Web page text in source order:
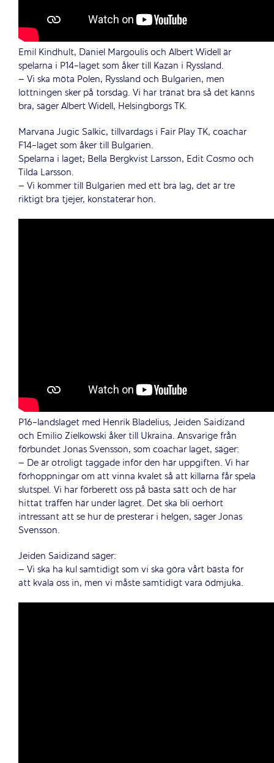
Emil Kindhult, Daniel Margoulis och Albert Widell är
spelarna i P14-laget som åker till Kazan i Ryssland.
– Vi ska möta Polen, Ryssland och Bulgarien, men
lottningen sker på torsdag. Vi har tränat bra så det känns
bra, säger Albert Widell, Helsingborgs TK.
Marvana Jugic Salkic, tillvardags i Fair Play TK, coachar
F14-laget som åker till Bulgarien.
Spelarna i laget; Bella Bergkvist Larsson, Edit Cosmo och
Tilda Larsson.
– Vi kommer till Bulgarien med ett bra lag, det är tre
riktigt bra tjejer, konstaterar hon.
P16-landslaget med Henrik Bladelius, Jeiden Saidizand
och Emilio Zielkowski åker till Ukraina. Ansvarige från
förbundet Jonas Svensson, som coachar laget, säger:
– De är otroligt taggade inför den här uppgiften. Vi har
förhoppningar om att vinna kvalet så att killarna får spela
slutspel. Vi har förberett oss på bästa sätt och de har
hittat träffen här under lägret. Det ska bli oerhört
intressant att se hur de presterar i helgen, säger Jonas
Svensson.
Jeiden Saidizand säger:
– Vi ska ha kul samtidigt som vi ska göra vårt bästa för
att kvala oss in, men vi måste samtidigt vara ödmjuka.